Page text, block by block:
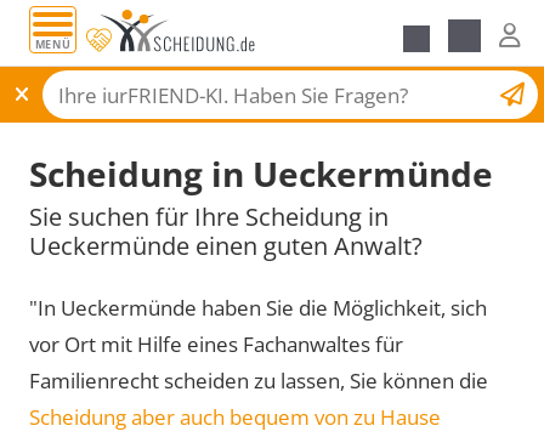
MENÜ
Scheidungsantrag
Scheidung in Ueckermünde
Sie suchen für Ihre Scheidung in
Ueckermünde einen guten Anwalt?
"In Ueckermünde haben Sie die Möglichkeit, sich
vor Ort mit Hilfe eines Fachanwaltes für
Familienrecht scheiden zu lassen, Sie können die
Scheidung aber auch bequem von zu Hause